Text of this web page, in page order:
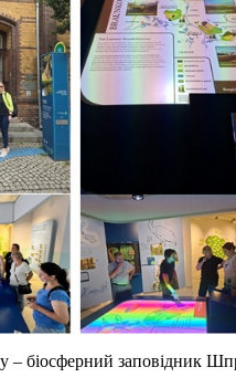
– біосферний заповідник